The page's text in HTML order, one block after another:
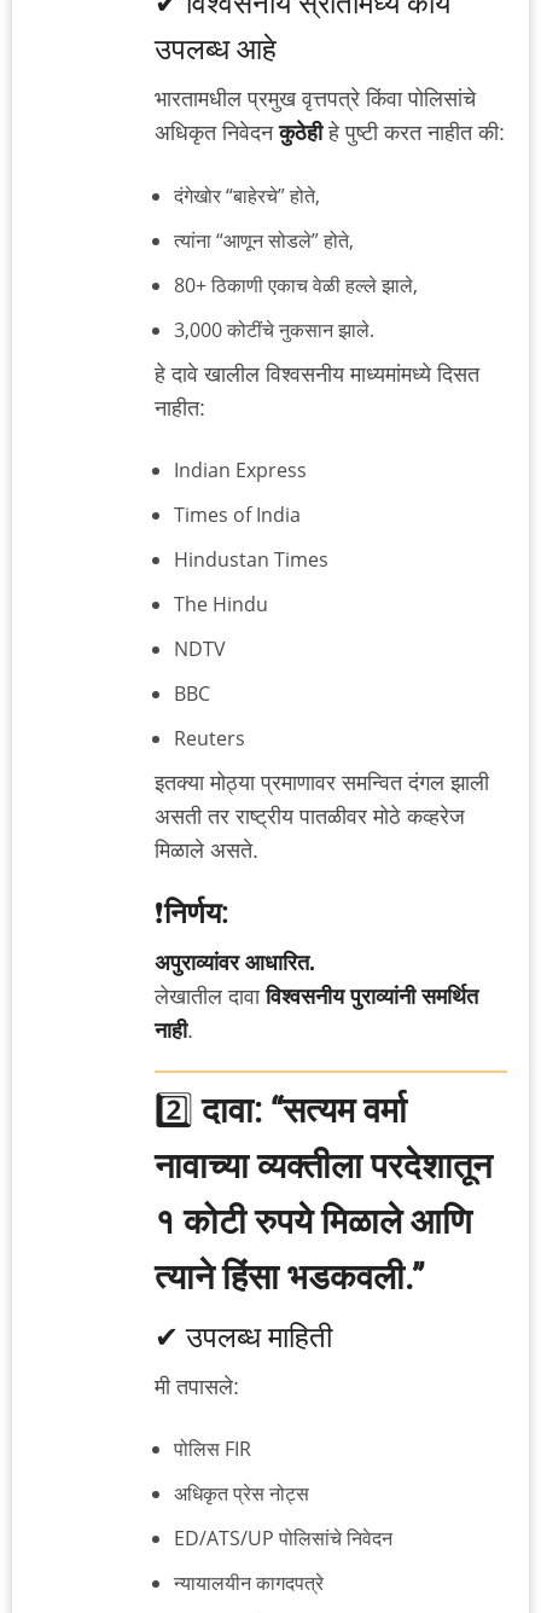
उपलब्ध आहे
भारतामधील प्रमुख वृत्तपत्रे किंवा पोलिसांचे
अधिकृत निवेदनकुठेहीहे पुष्टी करत नाहीत की:
दंगेखोर “बाहेरचे” होते,
त्यांना “आणून सोडले” होते,
80+ ठिकाणी एकाच वेळी हल्ले झाले,
3,000 कोटींचे नुकसान झाले.
हे दावे खालील विश्वसनीय माध्यमांमध्ये दिसत
नाहीत:
Indian Express
Times of India
Hindustan Times
The Hindu
NDTV
BBC
Reuters
इतक्या मोठ्या प्रमाणावर समन्वित दंगल झाली
असती तर राष्ट्रीय पातळीवर मोठे कव्हरेज
मिळाले असते.
❗निर्णय:
अपुराव्यांवर आधारित.
लेखातील दावाविश्वसनीय पुराव्यांनी समर्थित
नाही.
2️⃣दावा: “सत्यम वर्मा
नावाच्या व्यक्तीला परदेशातून
१ कोटी रुपये मिळाले आणि
त्याने हिंसा भडकवली.”
✔ उपलब्ध माहिती
मी तपासले:
पोलिस FIR
अधिकृत प्रेस नोट्स
ED/ATS/UP पोलिसांचे निवेदन
न्यायालयीन कागदपत्रे